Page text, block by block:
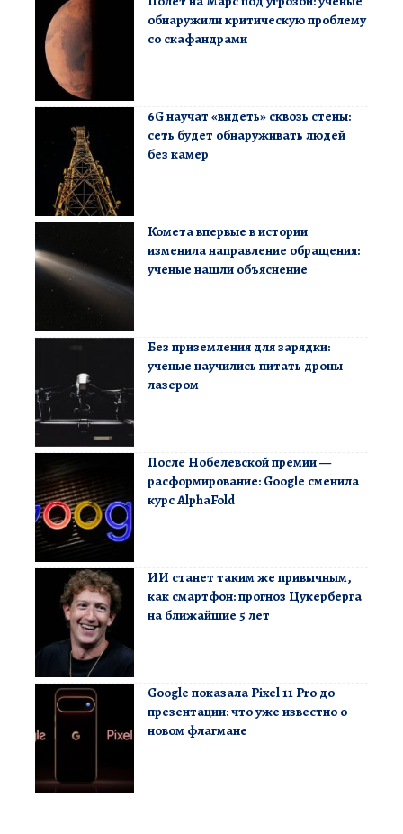
обнаружили критическую проблему
со скафандрами
6G научат «видеть» сквозь стены:
сеть будет обнаруживать людей
без камер
Комета впервые в истории
изменила направление обращения:
ученые нашли объяснение
Без приземления для зарядки:
ученые научились питать дроны
лазером
После Нобелевской премии —
расформирование: Google сменила
курс AlphaFold
ИИ станет таким же привычным,
как смартфон: прогноз Цукерберга
на ближайшие 5 лет
Google показала Pixel 11 Pro до
презентации: что уже известно о
новом флагмане